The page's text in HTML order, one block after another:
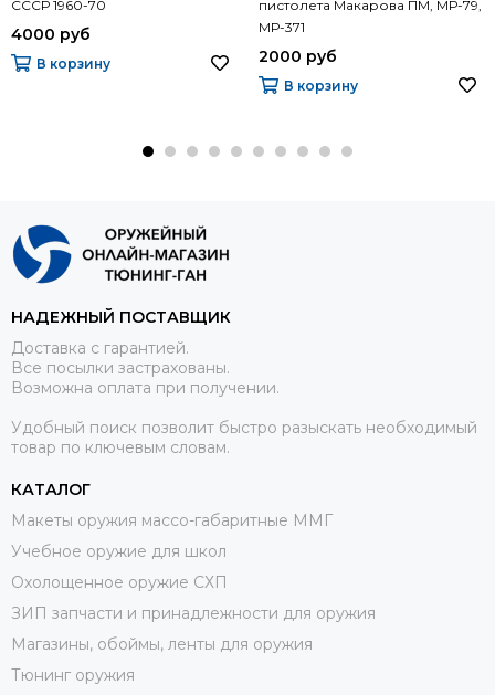
СССР 1960-70
4000 руб
В корзину
пистолета Макарова ПМ, МР-79,
МР-371
2000 руб
В корзину
НАДЕЖНЫЙ ПОСТАВЩИК
Доставка с гарантией.
Все посылки застрахованы.
Возможна оплата при получении.
Удобный поиск позволит быстро разыскать необходимый
товар по ключевым словам.
КАТАЛОГ
Макеты оружия массо-габаритные ММГ
Учебное оружие для школ
Охолощенное оружие СХП
ЗИП запчасти и принадлежности для оружия
Магазины, обоймы, ленты для оружия
Тюнинг оружия